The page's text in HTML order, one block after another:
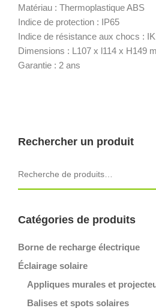
Matériau : Thermoplastique ABS
Indice de protection : IP65
Indice de résistance aux chocs :
Dimensions : L107 x l114 x H149
Garantie : 2 ans
Rechercher un produit
Catégories de produits
Borne de recharge électrique
Éclairage solaire
Appliques murales et
Balises et spots solaires